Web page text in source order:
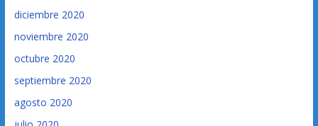
diciembre 2020
noviembre 2020
octubre 2020
septiembre 2020
agosto 2020